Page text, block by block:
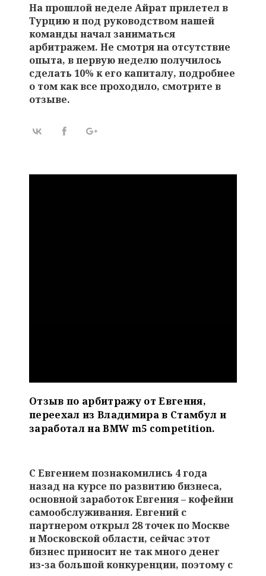
На прошлой неделе Айрат прилетел в
Турцию и под руководством нашей
команды начал заниматься
арбитражем. Не смотря на отсутствие
опыта, в первую неделю получилось
сделать 10% к его капиталу, подробнее
о том как все проходило, смотрите в
отзыве.
Отзыв по арбитражу от Евгения,
переехал из Владимира в Стамбул и
заработал на BMW m5 competition.
С Евгением познакомились 4 года
назад на курсе по развитию бизнеса,
основной заработок Евгения – кофейни
самообслуживания. Евгений с
партнером открыл 28 точек по Москве
и Московской области, сейчас этот
бизнес приносит не так много денег
из-за большой конкуренции, поэтому с